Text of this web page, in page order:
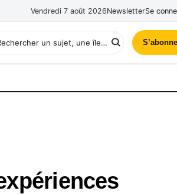
Vendredi 7 août 2026NewsletterSe